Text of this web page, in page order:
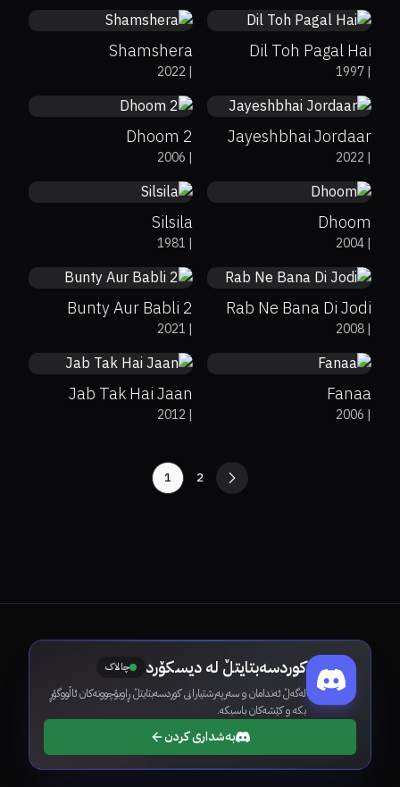
Dil Toh Pagal Hai
|
1997
Shamshera
|
2022
80%
Jayeshbhai Jordaar
|
2022
6.5
92%
Dhoom 2
|
2006
6.6
Dhoom
|
2004
7.3
Silsila
|
1981
7.2
78%
Rab Ne Bana Di Jodi
|
2008
3.8
Bunty Aur Babli 2
|
2021
7.2
100%
Fanaa
|
2006
6.7
89%
0%
Jab Tak Hai Jaan
|
2012
2
1
کوردسەبتایتڵ لە دیسکۆرد چالاک
لەگەڵ ئەندامان و سەرپەرشتیارانی کوردسەبتایتڵ ڕاوبۆچوونەکان ئاڵووگۆڕ
بکە و کێشەکان باسبکە.
بەشداری کردن